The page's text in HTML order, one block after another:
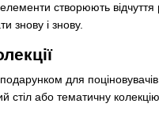
елементи створюють
знову і знову.
для поціновувачів
стіл або тематичну